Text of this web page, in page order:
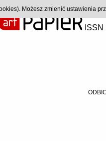
Możesz zmienić ustawienia